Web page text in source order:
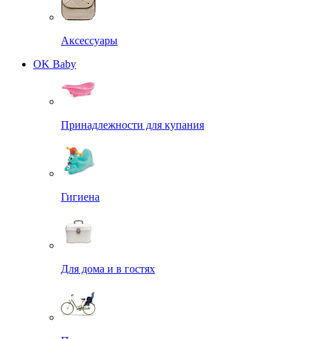
Аксессуары
OK Baby
Принадлежности для купания
Гигиена
Для дома и в гостях